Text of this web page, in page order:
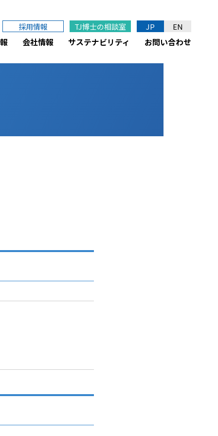
採用情報 TJ博士の相談室 JP EN
会社情報 サステナビリティ お問い合わせ